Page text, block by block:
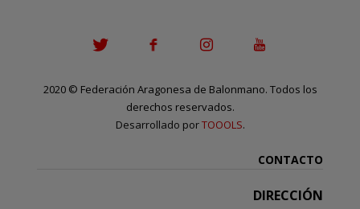
2020 © Federación Aragonesa de Balonmano. Todos los
derechos reservados.
Desarrollado porTOOOLS.
CONTACTO
DIRECCIÓN